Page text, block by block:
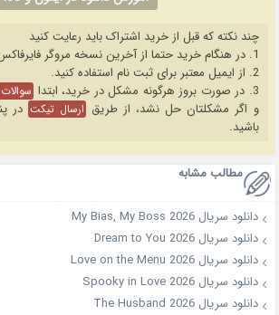
چند نکته که قبل از خرید اشتراک باید رعایت کنید
1. در هنگام خرید حتما از آخرین نسخه مروگر فایرفاکس یا کروم استفاده کنید.
2. از ایمیل معتبر برای ثبت نام استفاده کنید.
3. در صورت بروز هرگونه مشکل در خرید، ابتدا
و اگر مشکلتان حل نشد، از طریق ارسال تیکت در
باشید.
مطالب مشابه
دانلود سریال My Bias, My Boss 2026
دانلود سریال Dream to You 2026
دانلود سریال Love on the Menu 2026
دانلود سریال Spooky in Love 2026
دانلود سریال The Husband 2026